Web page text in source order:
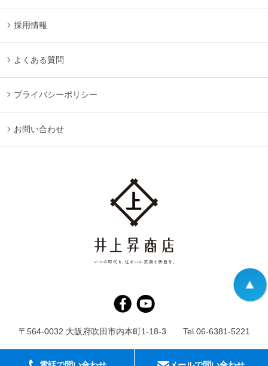
採用情報
よくある質問
プライバシーポリシー
お問い合わせ
〒564-0032 大阪府吹田市内本町1-18-3 Tel.06-6381-5221
Copylight 2020（株）井上昇商店 All rights reserved.